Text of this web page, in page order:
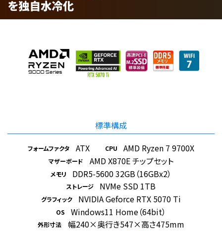
標準構成
フォームファクタ ATX CPU AMD Ryzen 7 9700X
マザーボード AMD X870E チップセット
メモリ DDR5-5600 32GB（16GBx2）
ストレージ NVMe SSD 1TB
グラフィック NVIDIA Geforce RTX 5070 Ti
OS Windows11 Home（64bit）
外形寸法 幅240×奥行き547×高さ475mm